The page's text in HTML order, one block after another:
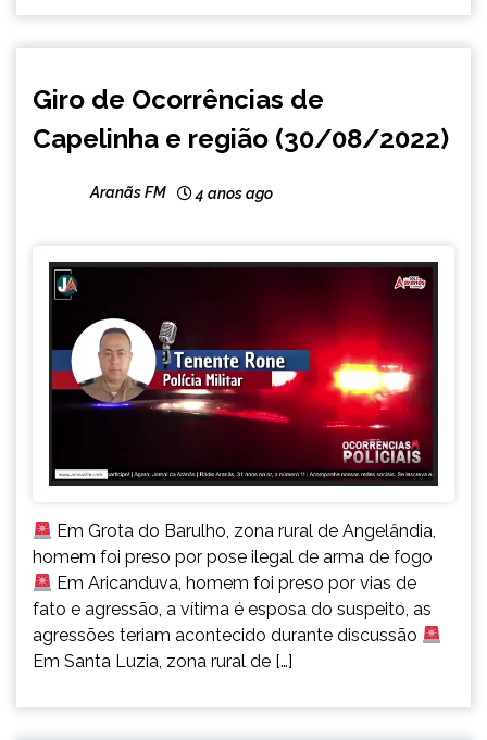
NOTÍCIAS
Giro de Ocorrências de
Capelinha e região (30/08/2022)
Aranãs FM 4 anos ago
Em Grota do Barulho, zona rural de Angelândia,
homem foi preso por pose ilegal de arma de fogo
Em Aricanduva, homem foi preso por vias de
fato e agressão, a vítima é esposa do suspeito, as
agressões teriam acontecido durante discussão
Em Santa Luzia, zona rural de […]